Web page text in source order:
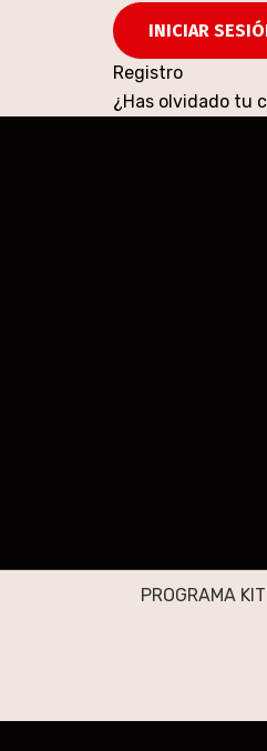
Registro
¿Has olvidado tu
PROGRAMA